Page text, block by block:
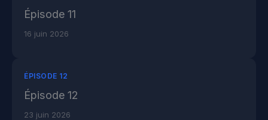
Épisode 11
16 juin 2026
ÉPISODE 12
Épisode 12
23 juin 2026